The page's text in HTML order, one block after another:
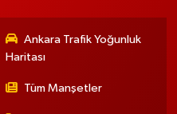
Ankara Trafik Yoğunluk
Haritası
Tüm Manşetler